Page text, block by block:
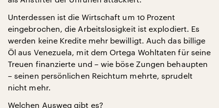
Unterdessen ist die Wirtschaft um 10 Prozent
eingebrochen, die Arbeitslosigkeit ist explodiert. Es
werden keine Kredite mehr bewilligt. Auch das billige
Öl aus Venezuela, mit dem Ortega Wohltaten für seine
Treuen finanzierte und – wie böse Zungen behaupten
– seinen persönlichen Reichtum mehrte, sprudelt
nicht mehr.
Welchen Ausweg gibt es?